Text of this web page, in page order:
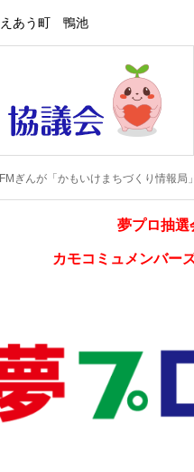
えあう町 鴨池
ぎんが「かもいけまちづくり情報局
夢プロ抽選
カモコミュメンバー